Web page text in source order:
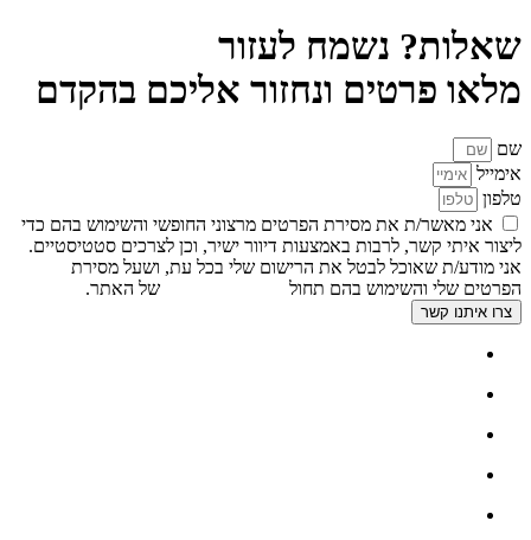
שאלות? נשמח לעזור
מלאו פרטים ונחזור אליכם בהקדם
שם
אימייל
טלפון
אני מאשר/ת את מסירת הפרטים מרצוני החופשי והשימוש בהם כדי
ליצור איתי קשר, לרבות באמצעות דיוור ישיר, וכן לצרכים סטטיסטיים.
אני מודע/ת שאוכל לבטל את הרישום שלי בכל עת, ושעל מסירת
הפרטים שלי והשימוש בהם תחול
של האתר.
צרו איתנו קשר